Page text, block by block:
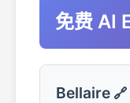
免费 AI
Bellaire 🔗